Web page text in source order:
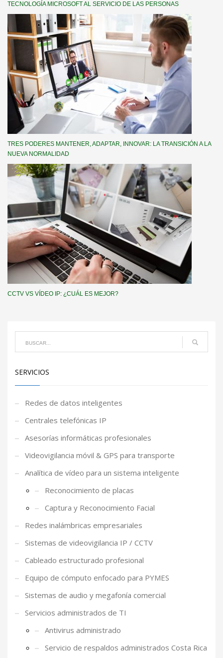
TECNOLOGÍA MICROSOFT AL SERVICIO DE LAS PERSONAS
TRES PODERES MANTENER, ADAPTAR, INNOVAR: LA TRANSICIÓN A LA
NUEVA NORMALIDAD
CCTV VS VÍDEO IP: ¿CUÁL ES MEJOR?
SERVICIOS
Redes de datos inteligentes
Centrales telefónicas IP
Asesorías informáticas profesionales
Videovigilancia móvil & GPS para transporte
Analítica de vídeo para un sistema inteligente
Reconocimiento de placas
Captura y Reconocimiento Facial
Redes inalámbricas empresariales
Sistemas de videovigilancia IP / CCTV
Cableado estructurado profesional
Equipo de cómputo enfocado para PYMES
Sistemas de audio y megafonía comercial
Servicios administrados de TI
Antivirus administrado
Servicio de respaldos administrados Costa Rica